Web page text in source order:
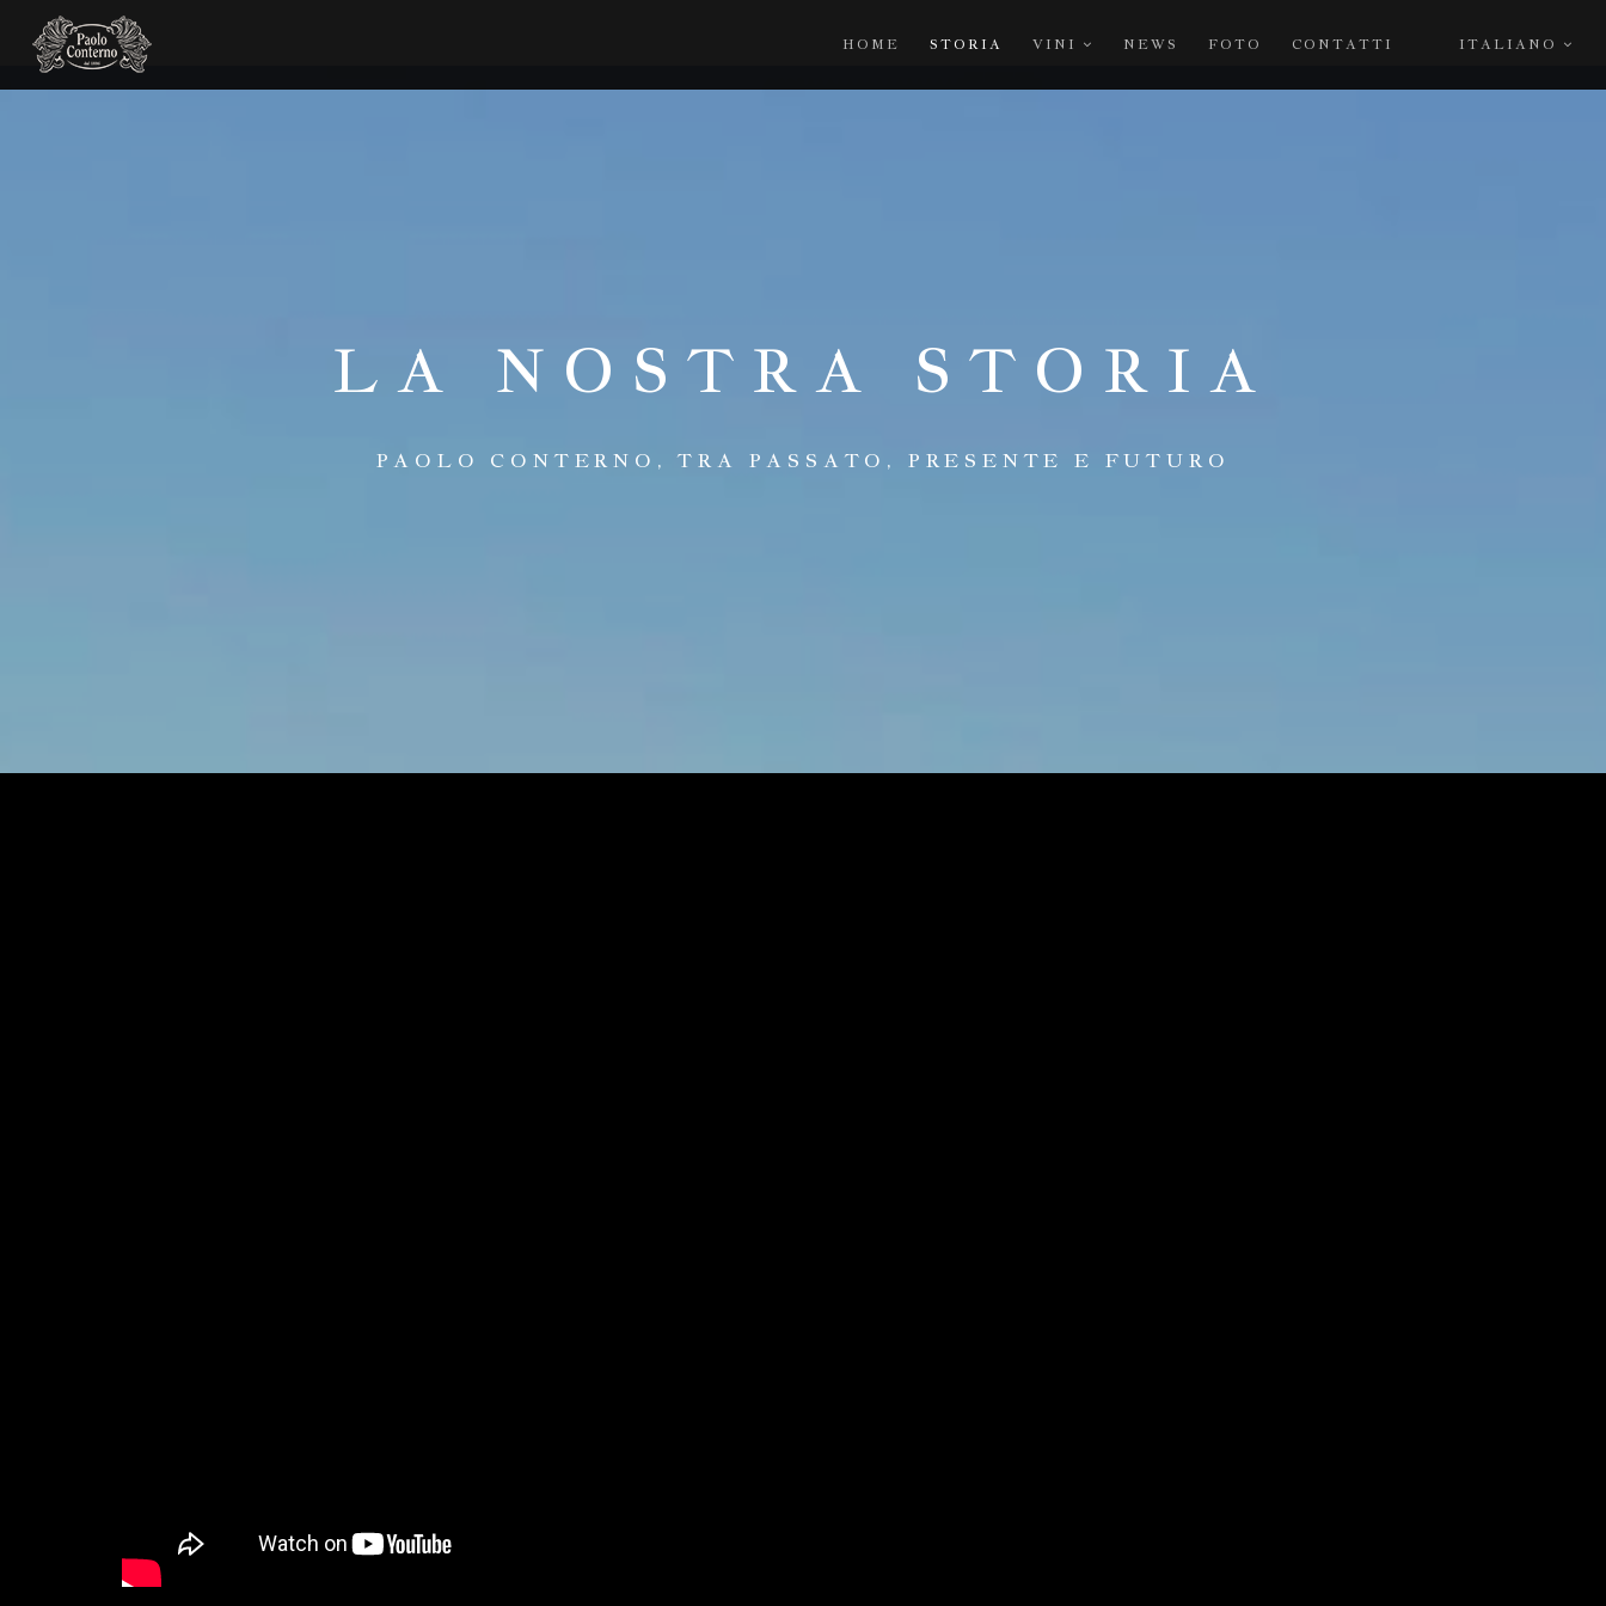
HOME STORIA VINI NEWS FOTO CONTATTI ITALIANO
LA NOSTRA STORIA
PAOLO CONTERNO, TRA PASSATO, PRESENTE E FUTURO